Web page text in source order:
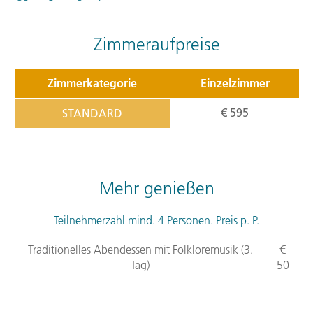
Zimmeraufpreise
Zimmerkategorie Einzelzimmer
STANDARD € 595
Mehr genießen
Teilnehmerzahl mind. 4 Personen. Preis p. P.
Traditionelles Abendessen mit Folkloremusik (3.
Tag)
€
50